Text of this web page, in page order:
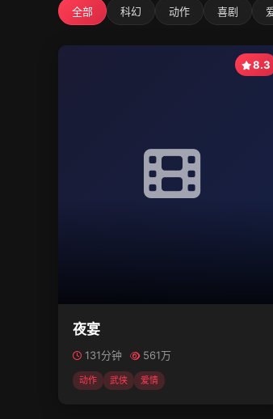
全部 科幻 动作 喜剧
8.3
夜宴
131分钟 561万
动作 武侠 爱情